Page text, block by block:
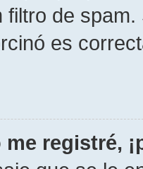
filtro de
es
registré,